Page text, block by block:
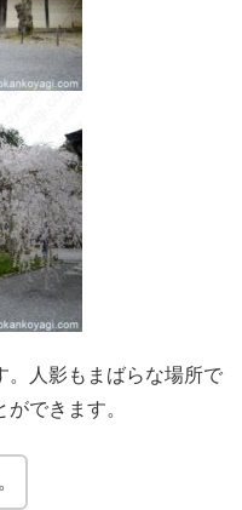
。人影もまばらな場所で
できます。